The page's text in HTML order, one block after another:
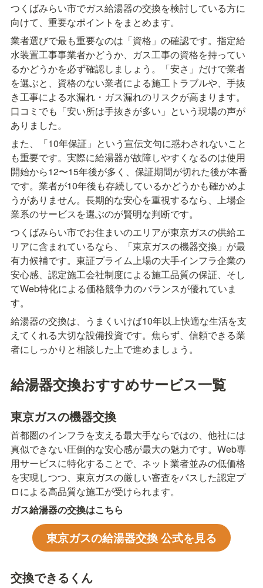
つくばみらい市でガス給湯器の交換を検討している方に
向けて、重要なポイントをまとめます。
業者選びで最も重要なのは「資格」の確認です。指定給
水装置工事事業者かどうか、ガス工事の資格を持ってい
るかどうかを必ず確認しましょう。「安さ」だけで業者
を選ぶと、資格のない業者による施工トラブルや、手抜
き工事による水漏れ・ガス漏れのリスクが高まります。
口コミでも「安い所は手抜きが多い」という現場の声が
ありました。
また、「10年保証」という宣伝文句に惑わされないこと
も重要です。実際に給湯器が故障しやすくなるのは使用
開始から12〜15年後が多く、保証期間が切れた後が本番
です。業者が10年後も存続しているかどうかも確かめよ
うがありません。長期的な安心を重視するなら、上場企
業系のサービスを選ぶのが賢明な判断です。
つくばみらい市でお住まいのエリアが東京ガスの供給エ
リアに含まれているなら、「東京ガスの機器交換」が最
有力候補です。東証プライム上場の大手インフラ企業の
安心感、認定施工会社制度による施工品質の保証、そし
てWeb特化による価格競争力のバランスが優れていま
す。
給湯器の交換は、うまくいけば10年以上快適な生活を支
えてくれる大切な設備投資です。焦らず、信頼できる業
者にしっかりと相談した上で進めましょう。
給湯器交換おすすめサービス一覧
東京ガスの機器交換
首都圏のインフラを支える最大手ならではの、他社には
真似できない圧倒的な安心感が最大の魅力です。Web専
用サービスに特化することで、ネット業者並みの低価格
を実現しつつ、東京ガスの厳しい審査をパスした認定プ
ロによる高品質な施工が受けられます。
ガス給湯器の交換はこちら
東京ガスの給湯器交換 公式を見る
交換できるくん